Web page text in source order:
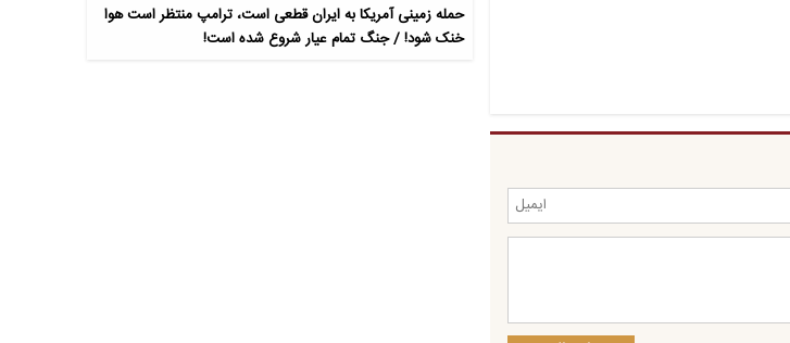
حمله زمینی آمریکا به ایران قطعی است، ترامپ منتظر است هوا
خنک شود! / جنگ تمام عیار شروع شده است!